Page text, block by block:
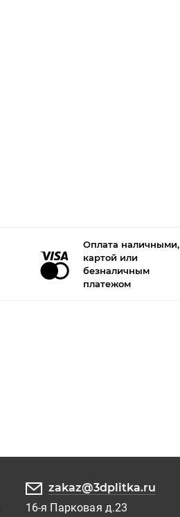
Оплата наличными,
картой или
безналичным
платежом
zakaz@3dplitka.ru
16-я Парковая д.23